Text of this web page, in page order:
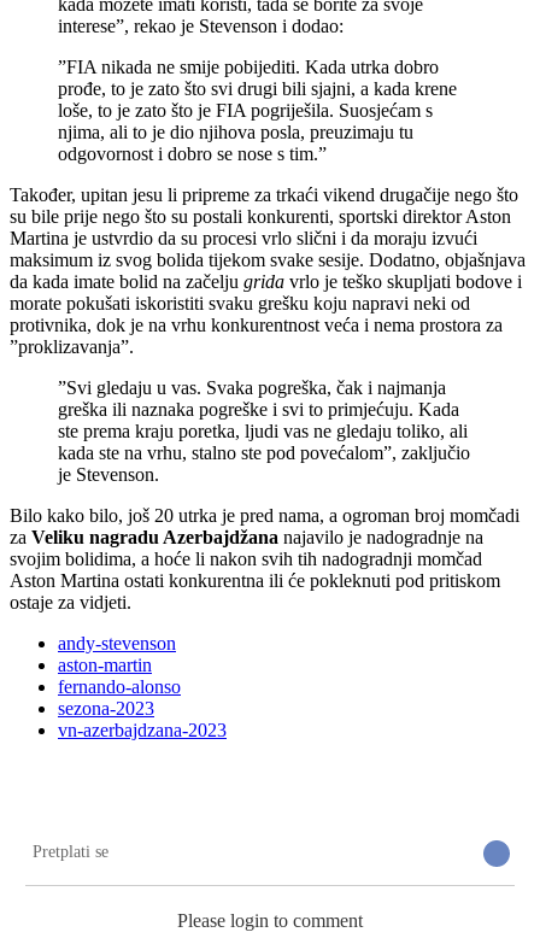
kada možete imati koristi, tada se borite za svoje
interese”, rekao je Stevenson i dodao:
”FIA nikada ne smije pobijediti. Kada utrka dobro
prođe, to je zato što svi drugi bili sjajni, a kada krene
loše, to je zato što je FIA pogriješila. Suosjećam s
njima, ali to je dio njihova posla, preuzimaju tu
odgovornost i dobro se nose s tim.”
Također, upitan jesu li pripreme za trkaći vikend drugačije nego što
su bile prije nego što su postali konkurenti, sportski direktor Aston
Martina je ustvrdio da su procesi vrlo slični i da moraju izvući
maksimum iz svog bolida tijekom svake sesije. Dodatno, objašnjava
da kada imate bolid na začelju grida vrlo je teško skupljati bodove i
morate pokušati iskoristiti svaku grešku koju napravi neki od
protivnika, dok je na vrhu konkurentnost veća i nema prostora za
”proklizavanja”.
”Svi gledaju u vas. Svaka pogreška, čak i najmanja
greška ili naznaka pogreške i svi to primjećuju. Kada
ste prema kraju poretka, ljudi vas ne gledaju toliko, ali
kada ste na vrhu, stalno ste pod povećalom”, zaključio
je Stevenson.
Bilo kako bilo, još 20 utrka je pred nama, a ogroman broj momčadi
za Veliku nagradu Azerbajdžana najavilo je nadogradnje na
svojim bolidima, a hoće li nakon svih tih nadogradnji momčad
Aston Martina ostati konkurentna ili će pokleknuti pod pritiskom
ostaje za vidjeti.
andy-stevenson
aston-martin
fernando-alonso
sezona-2023
vn-azerbajdzana-2023
Pretplati se
Please login to comment